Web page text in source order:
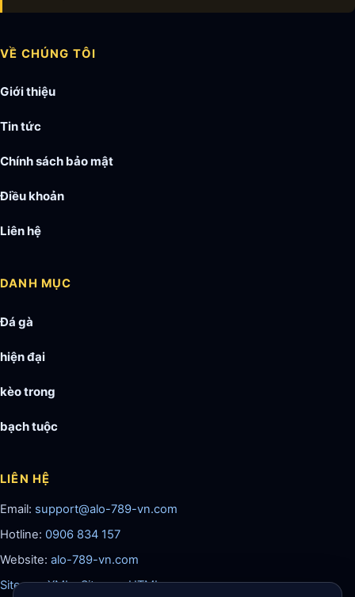
VỀ CHÚNG TÔI
Giới thiệu
Tin tức
Chính sách bảo mật
Điều khoản
Liên hệ
DANH MỤC
Đá gà
hiện đại
kèo trong
bạch tuộc
LIÊN HỆ
Email: support@alo-789-vn.com
Hotline: 0906 834 157
Website: alo-789-vn.com
Sitemap XML·Sitemap HTML